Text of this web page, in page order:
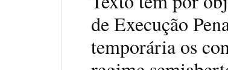
de Execução
temporária os